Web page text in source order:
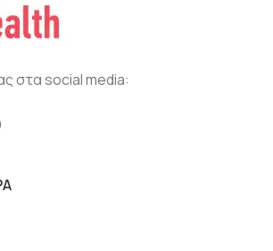
στα social media: